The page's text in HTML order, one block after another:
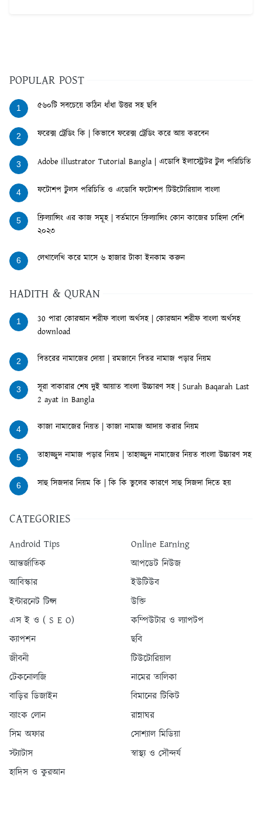
POPULAR POST
1 ৫৬০টি সবচেয়ে কঠিন ধাঁধা উত্তর সহ ছবি
2 ফরেক্স ট্রেডিং কি | কিভাবে ফরেক্স ট্রেডিং করে আয় করবেন
3 Adobe illustrator Tutorial Bangla | এডোবি ইলাস্ট্রেটর টুল পরিচিতি
4 ফটোশপ টুলস পরিচিতি ও এডোবি ফটোশপ টিউটোরিয়াল বাংলা
5
ফ্রিল্যান্সিং এর কাজ সমূহ | বর্তমানে ফ্রিল্যান্সিং কোন কাজের চাহিদা বেশি
২০২৩
6 লেখালেখি করে মাসে ৬ হাজার টাকা ইনকাম করুন
HADITH & QURAN
1
30 পারা কোরআন শরীফ বাংলা অর্থসহ | কোরআন শরীফ বাংলা অর্থসহ
download
2 বিতরের নামাজের দোয়া | রমজানে বিতর নামাজ পড়ার নিয়ম
3
সূরা বাকারার শেষ দুই আয়াত বাংলা উচ্চারণ সহ | Surah Baqarah Last
2 ayat in Bangla
4 কাজা নামাজের নিয়ত | কাজা নামাজ আদায় করার নিয়ম
5 তাহাজ্জুদ নামাজ পড়ার নিয়ম | তাহাজ্জুদ নামাজের নিয়ত বাংলা উচ্চারণ সহ
6 সাহু সিজদার নিয়ম কি | কি কি ভুলের কারণে সাহু সিজদা দিতে হয়
CATEGORIES
Android Tips
Online Earning
আন্তর্জাতিক
আপডেট নিউজ
আবিস্কার
ইউটিউব
ইন্টারনেট টিপ্স
উক্তি
এস ই ও ( S E O)
কম্পিউটার ও ল্যাপটপ
ক্যাপশন
ছবি
জীবনী
টিউটোরিয়াল
টেকনোলজি
নামের তালিকা
বাড়ির ডিজাইন
বিমানের টিকিট
ব্যাংক লোন
রান্নাঘর
সিম অফার
সোশ্যাল মিডিয়া
স্ট্যাটাস
স্বাস্থ্য ও সৌন্দর্য
হাদিস ও কুরআন